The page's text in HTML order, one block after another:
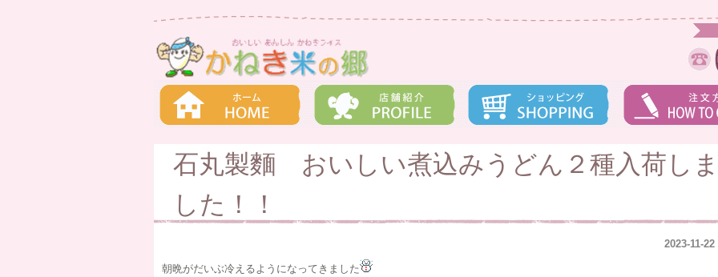
石丸製麵 おいしい煮込みうどん２種入荷し
した！！
2023-11-22
朝晩がだいぶ冷えるようになってきました